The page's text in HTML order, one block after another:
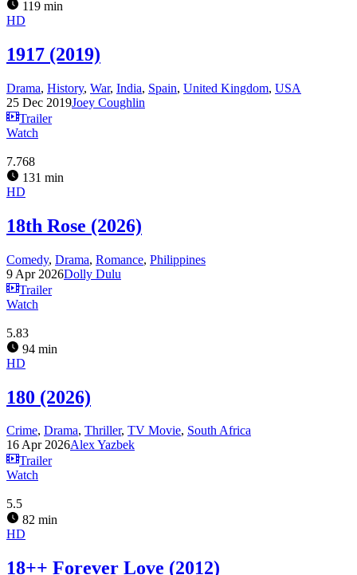
119 min
HD
1917 (2019)
Drama, History, War, India, Spain, United Kingdom, USA
25 Dec 2019Joey Coughlin
Trailer
Watch
7.768
131 min
HD
18th Rose (2026)
Comedy, Drama, Romance, Philippines
9 Apr 2026Dolly Dulu
Trailer
Watch
5.83
94 min
HD
180 (2026)
Crime, Drama, Thriller, TV Movie, South Africa
16 Apr 2026Alex Yazbek
Trailer
Watch
5.5
82 min
HD
18++ Forever Love (2012)